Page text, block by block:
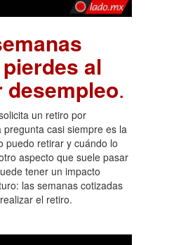
al
.
un retiro por
casi siempre es la
puedo retirar y cuándo lo
aspecto que suele pasar
tener un impacto
las semanas cotizadas
el retiro.